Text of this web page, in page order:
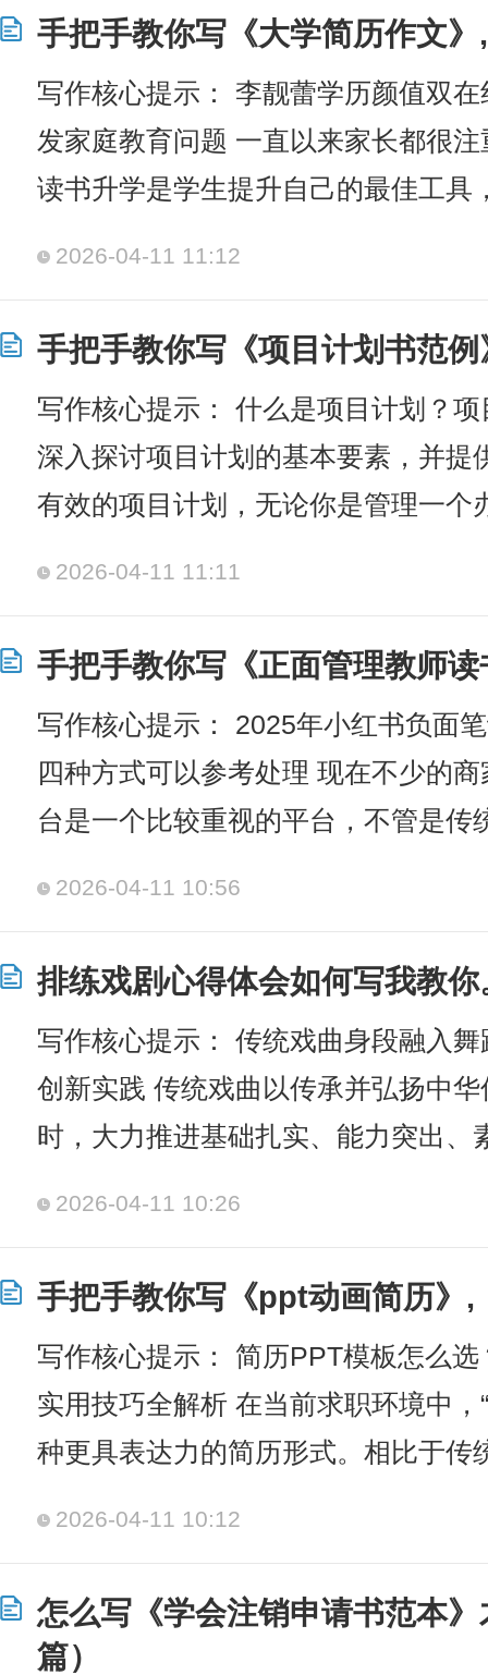
手把手教你写《大学简历作文
写作核心提示： 李靓蕾学历颜值双在
发家庭教育问题 一直以来家长都很
读书升学是学生提升自己的最佳工具
2026-04-11 11:12
手把手教你写《项目计划书范
写作核心提示： 什么是项目计划？
深入探讨项目计划的基本要素，并提
有效的项目计划，无论你是管理一个
2026-04-11 11:11
手把手教你写《正面管理教师
写作核心提示： 2025年小红书负面
四种方式可以参考处理 现在不少的
台是一个比较重视的平台，不管是传
2026-04-11 10:56
排练戏剧心得体会如何写我教
写作核心提示： 传统戏曲身段融入
创新实践 传统戏曲以传承并弘扬中
时，大力推进基础扎实、能力突出、
2026-04-11 10:26
手把手教你写《ppt动画简历》,
写作核心提示： 简历PPT模板怎么
实用技巧全解析 在当前求职环境中，
种更具表达力的简历形式。相比于传
2026-04-11 10:12
怎么写《学会注销申请书范本
篇）